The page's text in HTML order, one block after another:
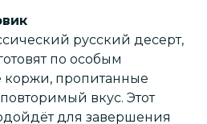
русский десерт,
по особым
пропитанные
вкус. Этот
для завершения